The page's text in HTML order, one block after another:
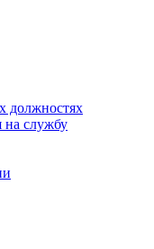
должностях
на службу